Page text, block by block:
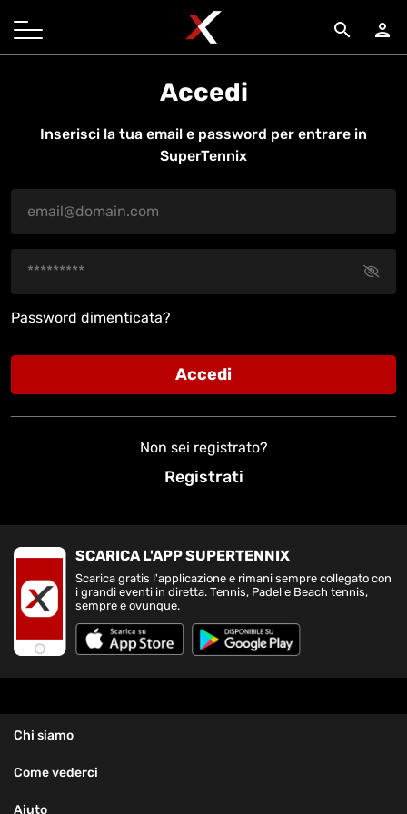
search person
Accedi
Inserisci la tua email e password per entrare in
SuperTennix
Password dimenticata?
Accedi
Non sei registrato?
Registrati
SCARICA L'APP SUPERTENNIX
Scarica gratis l'applicazione e rimani sempre collegato con
i grandi eventi in diretta. Tennis, Padel e Beach tennis,
sempre e ovunque.
Chi siamo
Come vederci
Aiuto